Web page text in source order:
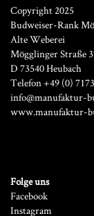
Copyright 2025
Budweiser-Rank
Alte Weberei
Mögglinger Straße
D 73540 Heubach
Telefon +49 (0)
info@manufaktur-
www.manufaktur-
Folge uns
Facebook
Instagram